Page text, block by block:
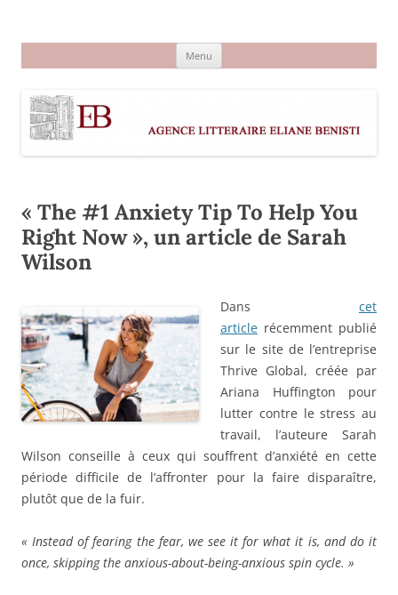
Menu
« The #1 Anxiety Tip To Help You
Right Now », un article de Sarah
Wilson
Dans cet
article récemment publié
sur le site de l’entreprise
Thrive Global, créée par
Ariana Huffington pour
lutter contre le stress au
travail, l’auteure Sarah
Wilson conseille à ceux qui souffrent d’anxiété en cette
période difficile de l’affronter pour la faire disparaître,
plutôt que de la fuir.
« Instead of fearing the fear, we see it for what it is, and do it
once, skipping the anxious-about-being-anxious spin cycle. »